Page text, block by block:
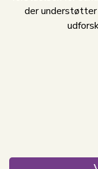
der understøtter